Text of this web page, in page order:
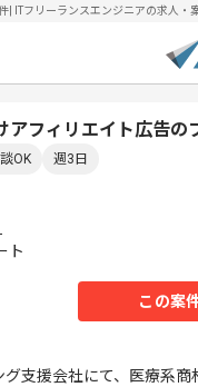
| ITフリーランスエンジニアの求人
アフィリエイト広告
OK 週3日
ト
この案
グ支援会社にて、医療系